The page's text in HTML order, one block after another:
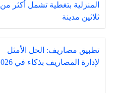
المنزلية بتغطية تشمل أكثر من
ثلاثين مدينة
تطبيق مصاريف: الحل الأمثل
لإدارة المصاريف بذكاء في 2026